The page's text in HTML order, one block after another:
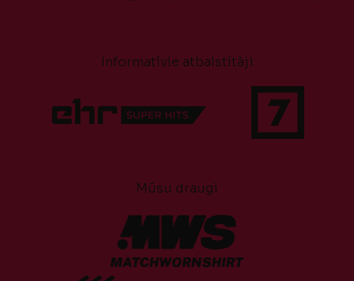
Informatīvie atbalstītāji
Mūsu draugi